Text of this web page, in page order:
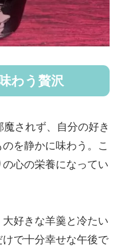
わう贅沢
されず、自分の好き
を静かに味わう。こ
心の栄養になってい
好きな羊羹と冷たい
で十分幸せな午後で